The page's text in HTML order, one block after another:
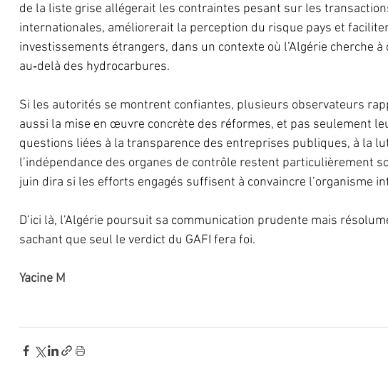
de la liste grise allégerait les contraintes pesant sur les
internationales, améliorerait la perception du risque pays et
investissements étrangers, dans un contexte où l’Algérie cherche
au‑delà des hydrocarbures.
Si les autorités se montrent confiantes, plusieurs observateurs
aussi la mise en œuvre concrète des réformes, et pas seulement
questions liées à la transparence des entreprises publiques, à la
l’indépendance des organes de contrôle restent particulièrement
juin dira si les efforts engagés suffisent à convaincre l’organisme
D’ici là, l’Algérie poursuit sa communication prudente mais
sachant que seul le verdict du GAFI fera foi.
Yacine M